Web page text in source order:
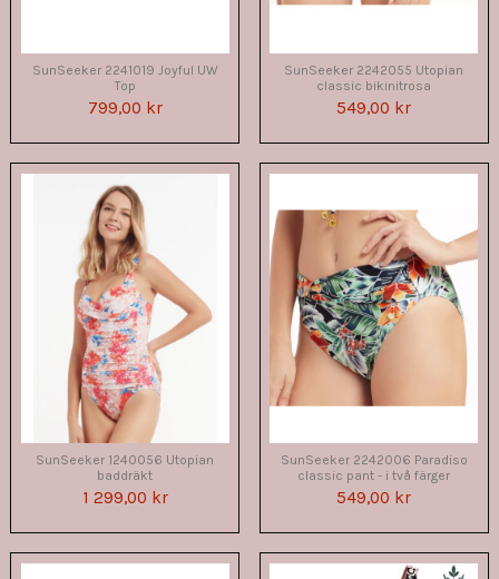
SunSeeker 2241019 Joyful UW
Top
799,00 kr
SunSeeker 2242055 Utopian
classic bikinitrosa
549,00 kr
SunSeeker 1240056 Utopian
baddräkt
1 299,00 kr
SunSeeker 2242006 Paradiso
classic pant - i två färger
549,00 kr